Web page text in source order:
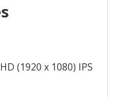
(1920 x 1080) IPS